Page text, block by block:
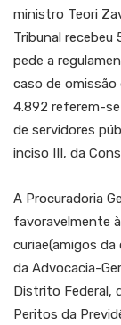
ministro Teori
Tribunal recebeu
pede a
caso de
4.892 referem-
de servidores
inciso III, da
A Procuradoria
favoravelmente
curiae(amigos
da Advocacia-
Distrito Federal,
Peritos da